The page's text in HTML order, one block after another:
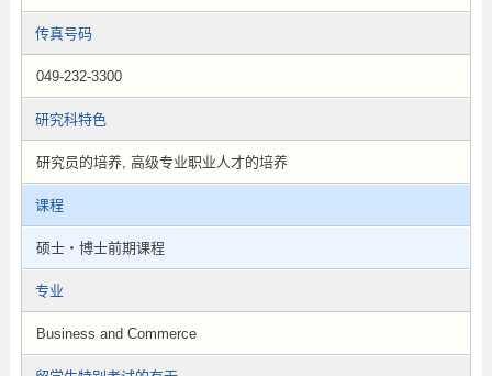
传真号码
049-232-3300
研究科特色
研究员的培养, 高级专业职业人才的培养
课程
硕士・博士前期课程
专业
Business and Commerce